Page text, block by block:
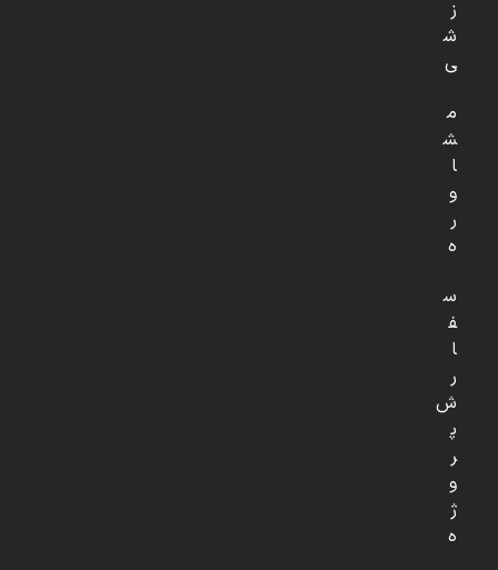
ز
ش
ی
م
ش
ا
و
ر
ه
س
ف
ا
ر
ش
پ
ر
و
ژ
ه